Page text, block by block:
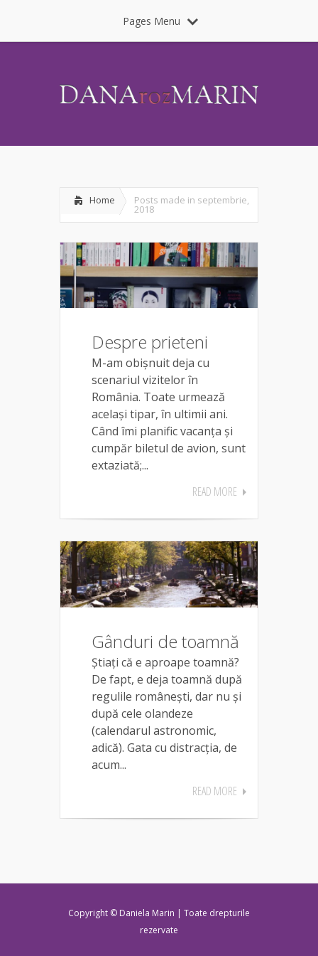
Pages Menu
Home Posts made in septembrie,
2018
Despre prieteni
M-am obișnuit deja cu
scenariul vizitelor în
România. Toate urmează
același tipar, în ultimii ani.
Când îmi planific vacanța și
cumpăr biletul de avion, sunt
extaziată;...
READ MORE
Gânduri de toamnă
Știați că e aproape toamnă?
De fapt, e deja toamnă după
regulile românești, dar nu și
după cele olandeze
(calendarul astronomic,
adică). Gata cu distracția, de
acum...
READ MORE
Copyright © Daniela Marin | Toate drepturile
rezervate